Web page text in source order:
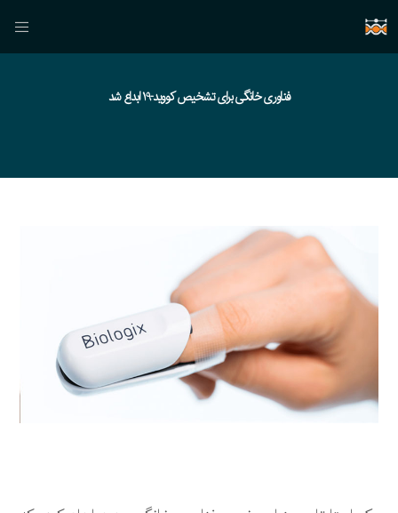
فناوری خانگی برای تشخیص کووید-19 ابداع شد